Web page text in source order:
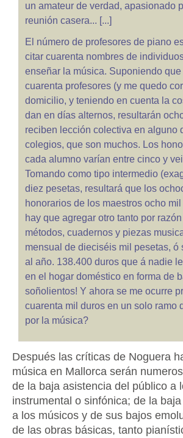
un amateur de verdad, apasionado
reunión casera... [...]
El número de profesores de piano
citar cuarenta nombres de
enseñar la música. Suponiendo
cuarenta profesores (y me quedo
domicilio, y teniendo en cuenta la
dan en días alternos, resultarán
reciben lección colectiva en alguno
colegios, que son muchos. Los
cada alumno varían entre cinco y
Tomando como tipo intermedio
diez pesetas, resultará que los
honorarios de los maestros ocho
hay que agregar otro tanto por
métodos, cuadernos y piezas
mensual de dieciséis mil pesetas,
al año. 138.400 duros que á nadie
en el hogar doméstico en forma de
soñolientos! Y ahora se me ocurre
cuarenta mil duros en un solo ramo
por la música?
Después las críticas de Noguera
música en Mallorca serán
de la baja asistencia del público a
instrumental o sinfónica; de la
a los músicos y de sus bajos
de las obras básicas, tanto